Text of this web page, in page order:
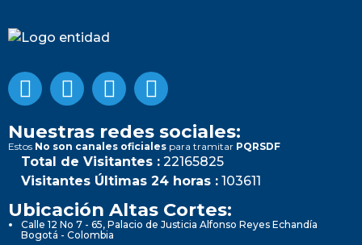
Nuestras redes sociales:
Estos No son canales oficiales para tramitar PQRSDF
Total de Visitantes : 22165825
Visitantes Últimas 24 horas : 103611
Ubicación Altas Cortes:
Calle 12 No 7 - 65, Palacio de Justicia Alfonso Reyes Echandía
Bogotá - Colombia